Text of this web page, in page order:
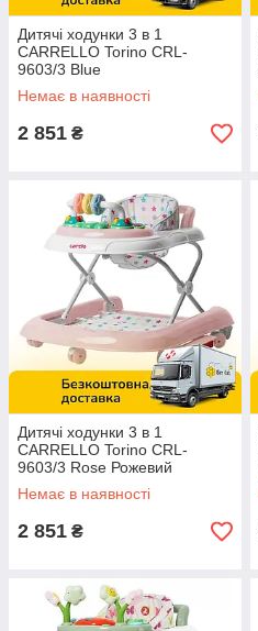
Дитячі ходунки 3 в 1
CARRELLO Torino CRL-
9603/3 Blue
Немає в наявності
2 851 ₴
Дитячі ходунки 3 в 1
CARRELLO Torino CRL-
9603/3 Rose Рожевий
Немає в наявності
2 851 ₴